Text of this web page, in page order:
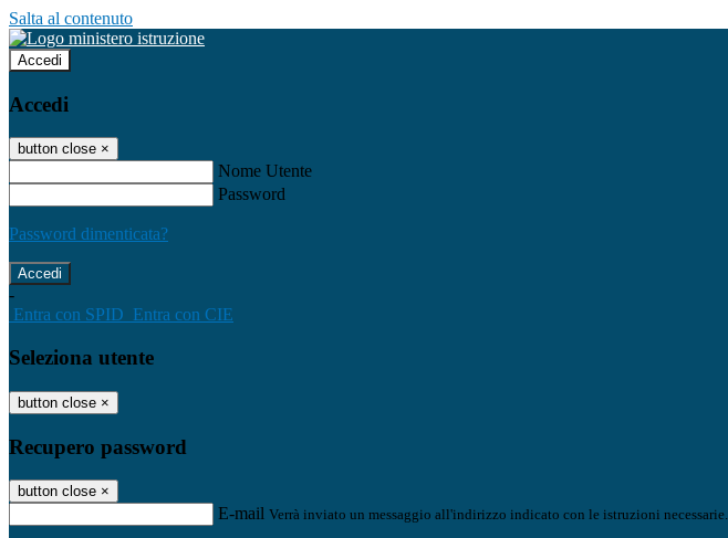
Salta al contenuto
Accedi
Accedi
button close ×
Nome Utente
Password
Password dimenticata?
-
Entra con SPID Entra con CIE
Seleziona utente
button close ×
Recupero password
button close ×
E-mail Verrà inviato un messaggio all'indirizzo indicato con le istruzioni necessarie.